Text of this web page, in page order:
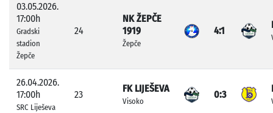
03.05.2026.
17:00h
Gradski
stadion
Žepče
24
NK ŽEPČE
1919
Žepče
4:1
26.04.2026.
17:00h
SRC Liješeva
23
FK LIJEŠEVA
Visoko
0:3